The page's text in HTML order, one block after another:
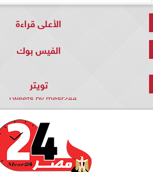
الأعلى قراءة
الفيس بوك
تويتر
Tweets by mesr244